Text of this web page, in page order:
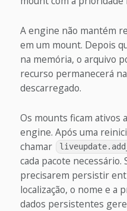
A engine não mantém
em um mount. Depois
na memória, o arquivo
recurso permanecerá
descarregado.
Os mounts ficam ativos
engine. Após uma
chamar
cada pacote necessário.
precisarem persistir
localização, o nome e a
dados persistentes